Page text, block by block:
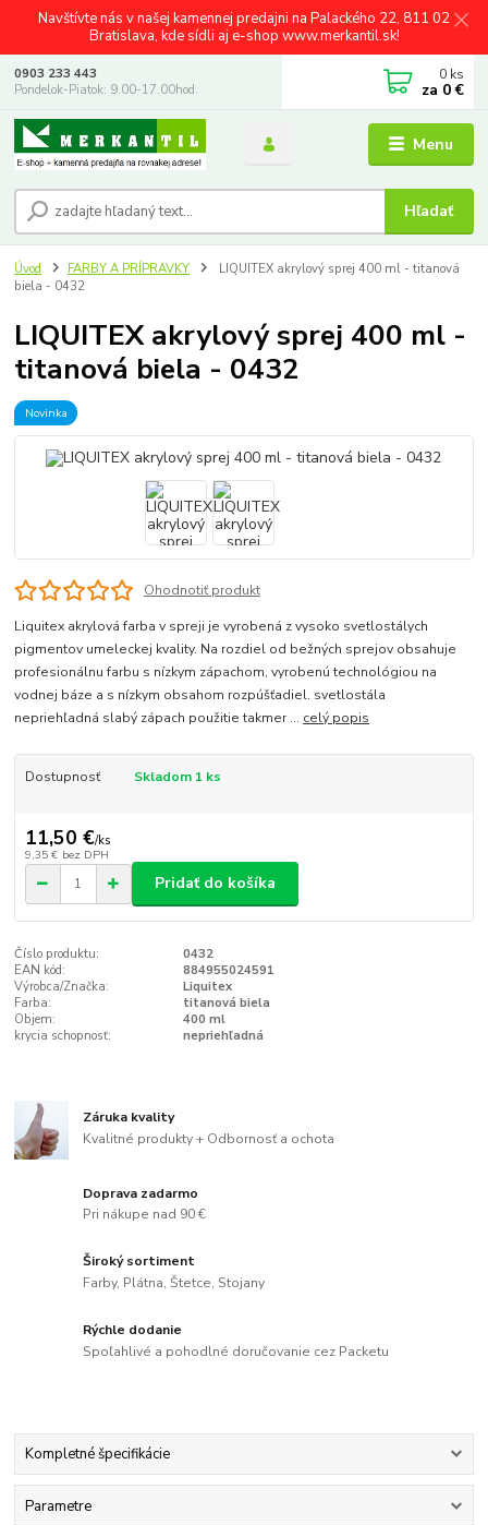
Navštívte nás v našej kamennej predajni na Palackého 22, 811 02
Bratislava, kde sídli aj e-shop www.merkantil.sk!
Menu
Hľadať
0903 233 443
Pondelok-Piatok: 9.00-17.00hod.
0 ks
za 0 €
Úvod FARBY A PRÍPRAVKY
LIQUITEX akrylový sprej 400 ml - titanová
biela - 0432
LIQUITEX akrylový sprej 400 ml -
titanová biela - 0432
Novinka
Ohodnotiť produkt
Liquitex akrylová farba v spreji je vyrobená z vysoko svetlostálych
pigmentov umeleckej kvality. Na rozdiel od bežných sprejov obsahuje
profesionálnu farbu s nízkym zápachom, vyrobenú technológiou na
vodnej báze a s nízkym obsahom rozpúšťadiel. svetlostála
nepriehľadná slabý zápach použitie takmer ... celý popis
Dostupnosť Skladom 1 ks
11,50 €/ks
9,35 € bez DPH
Pridať do košíka
Číslo produktu:
0432
EAN kód:
884955024591
Výrobca/Značka:
Liquitex
Farba:
titanová biela
Objem:
400 ml
krycia schopnosť:
nepriehľadná
Záruka kvality
Kvalitné produkty + Odbornosť a ochota
Doprava zadarmo
Pri nákupe nad 90 €
Široký sortiment
Farby, Plátna, Štetce, Stojany
Rýchle dodanie
Spoľahlivé a pohodlné doručovanie cez Packetu
Kompletné špecifikácie
Parametre